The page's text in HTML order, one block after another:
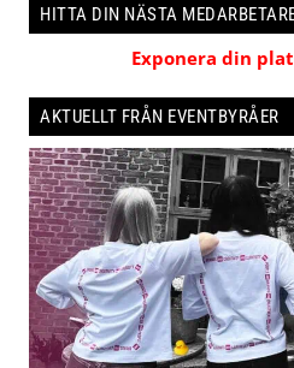
HITTA DIN NÄSTA
Exponera din
AKTUELLT FRÅN EVENTBYRÅER